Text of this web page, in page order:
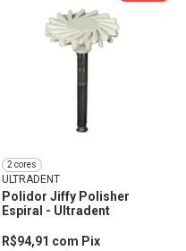
2 cores
ULTRADENT
Polidor Jiffy Polisher
Espiral - Ultradent
R$94,91 com Pix